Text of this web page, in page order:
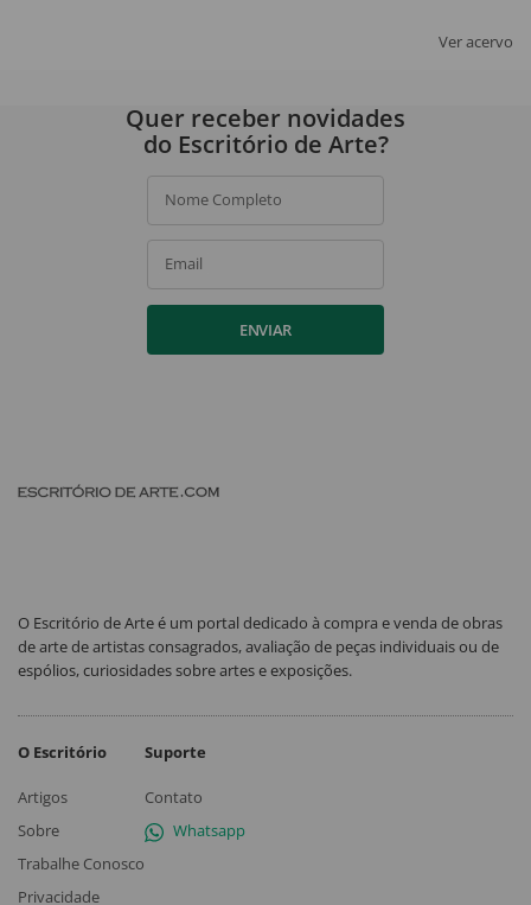
Ver acervo
Quer receber novidades
do Escritório de Arte?
Nome Completo
Email
ENVIAR
O Escritório de Arte é um portal dedicado à compra e venda de obras
de arte de artistas consagrados, avaliação de peças individuais ou de
espólios, curiosidades sobre artes e exposições.
O Escritório
Artigos
Sobre
Trabalhe Conosco
Privacidade
Suporte
Contato
Whatsapp